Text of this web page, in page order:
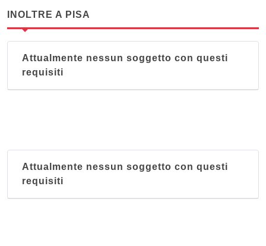
INOLTRE A PISA
Attualmente nessun soggetto con questi
requisiti
Attualmente nessun soggetto con questi
requisiti